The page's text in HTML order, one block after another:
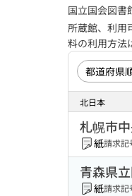
国立国会図書
所蔵館、利用
料の利用方法
北日本
札幌市
紙請求記
青森県
紙請求記